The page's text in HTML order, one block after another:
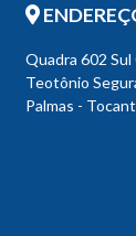
Quadra 602
Teotônio
Palmas -